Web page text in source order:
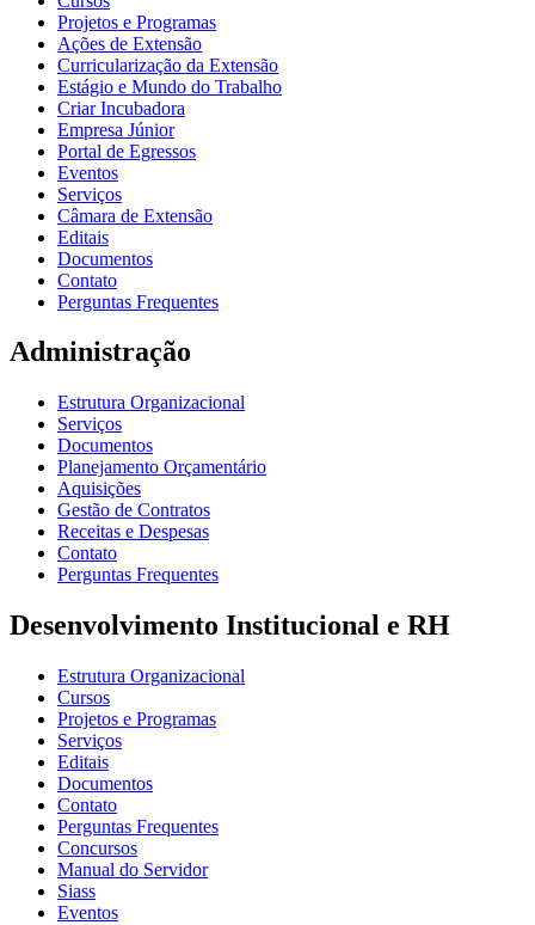
Projetos e Programas
Ações de Extensão
Curricularização da Extensão
Estágio e Mundo do Trabalho
Criar Incubadora
Empresa Júnior
Portal de Egressos
Eventos
Serviços
Câmara de Extensão
Editais
Documentos
Contato
Perguntas Frequentes
Administração
Estrutura Organizacional
Serviços
Documentos
Planejamento Orçamentário
Aquisições
Gestão de Contratos
Receitas e Despesas
Contato
Perguntas Frequentes
Desenvolvimento Institucional e RH
Estrutura Organizacional
Cursos
Projetos e Programas
Serviços
Editais
Documentos
Contato
Perguntas Frequentes
Concursos
Manual do Servidor
Siass
Eventos